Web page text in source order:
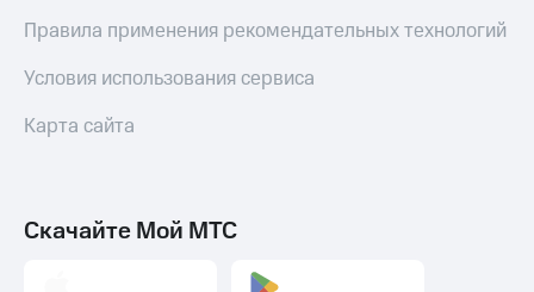
Правила применения рекомендательных технологий
Условия использования сервиса
Карта сайта
Скачайте Мой МТС